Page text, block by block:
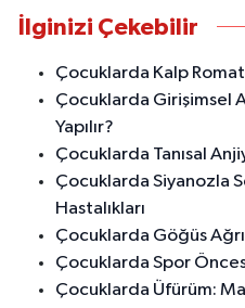
İlginizi Çekebilir
Çocuklarda Kalp
Çocuklarda Girişimsel
Yapılır?
Çocuklarda Tanısal
Çocuklarda Siyanozla
Hastalıkları
Çocuklarda Göğüs
Çocuklarda Spor
Çocuklarda Üfürüm: